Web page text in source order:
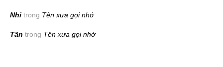
Nhi trong Tên xưa gọi nhớ
Tân trong Tên xưa gọi nhớ